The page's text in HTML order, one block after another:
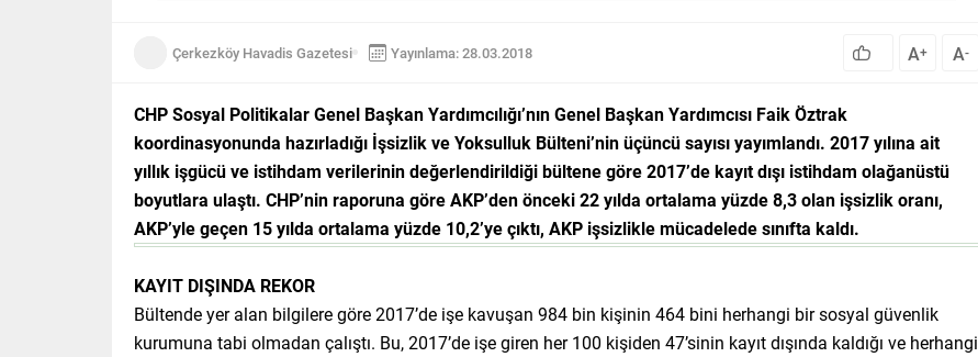
Çerkezköy Havadis Gazetesi Yayınlama: 28.03.2018 A+ A-
CHP Sosyal Politikalar Genel Başkan Yardımcılığı’nın Genel Başkan Yardımcısı Faik Öztrak
koordinasyonunda hazırladığı İşsizlik ve Yoksulluk Bülteni’nin üçüncü sayısı yayımlandı. 2017 yılına ait
yıllık işgücü ve istihdam verilerinin değerlendirildiği bültene göre 2017’de kayıt dışı istihdam olağanüstü
boyutlara ulaştı. CHP’nin raporuna göre AKP’den önceki 22 yılda ortalama yüzde 8,3 olan işsizlik oranı,
AKP’yle geçen 15 yılda ortalama yüzde 10,2’ye çıktı, AKP işsizlikle mücadelede sınıfta kaldı.
KAYIT DIŞINDA REKOR
Bültende yer alan bilgilere göre 2017’de işe kavuşan 984 bin kişinin 464 bini herhangi bir sosyal güvenlik
kurumuna tabi olmadan çalıştı. Bu, 2017’de işe giren her 100 kişiden 47’sinin kayıt dışında kaldığı ve herhangi